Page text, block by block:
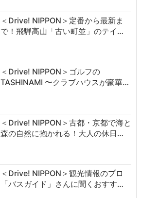
＜Drive! NIPPON＞定番から最新ま
で！飛騨高山「古い町並」のテイ…
＜Drive! NIPPON＞ゴルフの
TASHINAMI 〜クラブハウスが豪華…
＜Drive! NIPPON＞古都・京都で海と
森の自然に抱かれる！大人の休日…
＜Drive! NIPPON＞観光情報のプロ
「バスガイド」さんに聞くおすす…